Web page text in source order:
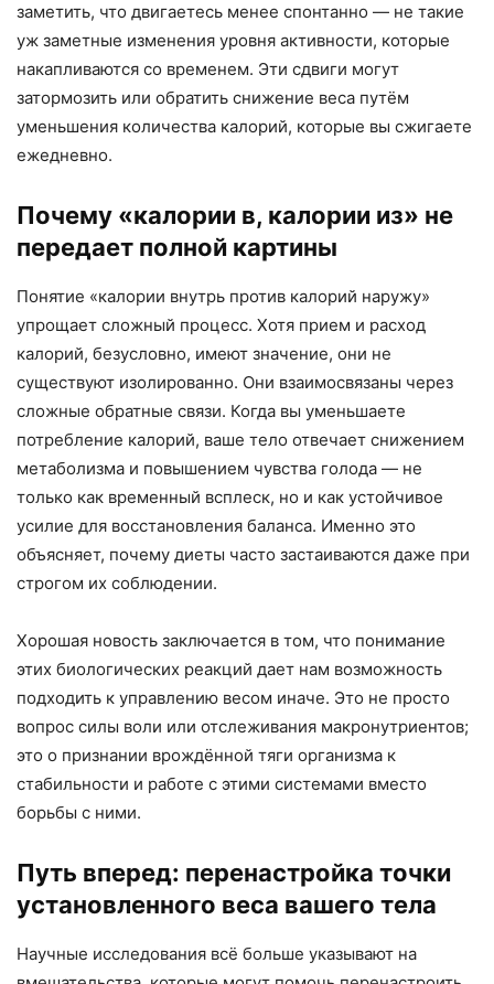
заметить, что двигаетесь менее спонтанно — не такие
уж заметные изменения уровня активности, которые
накапливаются со временем. Эти сдвиги могут
затормозить или обратить снижение веса путём
уменьшения количества калорий, которые вы сжигаете
ежедневно.
Почему «калории в, калории из» не
передает полной картины
Понятие «калории внутрь против калорий наружу»
упрощает сложный процесс. Хотя прием и расход
калорий, безусловно, имеют значение, они не
существуют изолированно. Они взаимосвязаны через
сложные обратные связи. Когда вы уменьшаете
потребление калорий, ваше тело отвечает снижением
метаболизма и повышением чувства голода — не
только как временный всплеск, но и как устойчивое
усилие для восстановления баланса. Именно это
объясняет, почему диеты часто застаиваются даже при
строгом их соблюдении.
Хорошая новость заключается в том, что понимание
этих биологических реакций дает нам возможность
подходить к управлению весом иначе. Это не просто
вопрос силы воли или отслеживания макронутриентов;
это о признании врождённой тяги организма к
стабильности и работе с этими системами вместо
борьбы с ними.
Путь вперед: перенастройка точки
установленного веса вашего тела
Научные исследования всё больше указывают на